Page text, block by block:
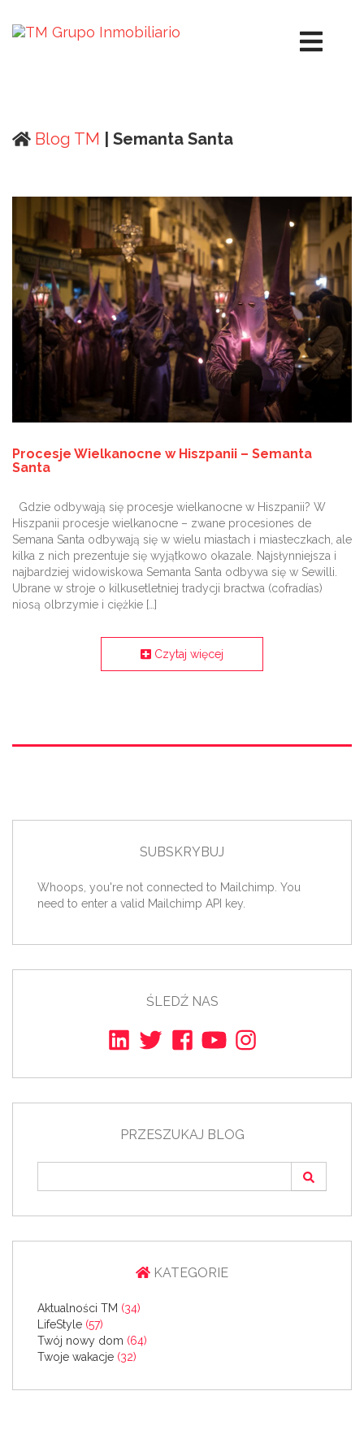
Blog TM | Semanta Santa
Procesje Wielkanocne w Hiszpanii – Semanta
Santa
Gdzie odbywają się procesje wielkanocne w Hiszpanii? W
Hiszpanii procesje wielkanocne – zwane procesiones de
Semana Santa odbywają się w wielu miastach i miasteczkach, ale
kilka z nich prezentuje się wyjątkowo okazale. Najsłynniejsza i
najbardziej widowiskowa Semanta Santa odbywa się w Sewilli.
Ubrane w stroje o kilkusetletniej tradycji bractwa (cofradías)
niosą olbrzymie i ciężkie […]
Czytaj więcej
SUBSKRYBUJ
Whoops, you're not connected to Mailchimp. You
need to enter a valid Mailchimp API key.
ŚLEDŹ NAS
PRZESZUKAJ BLOG
KATEGORIE
Aktualności TM (34)
LifeStyle (57)
Twój nowy dom (64)
Twoje wakacje (32)